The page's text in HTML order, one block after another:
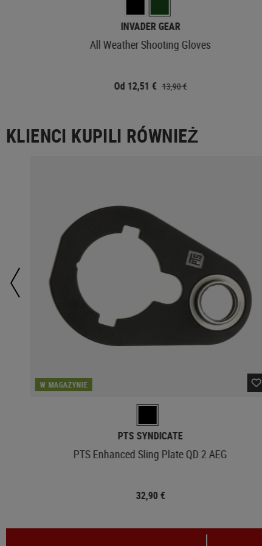
INVADER GEAR
All Weather Shooting Gloves
Od 12,51 € 13,90 €
KLIENCI KUPILI RÓWNIEŻ
W MAGAZYNIE
PTS SYNDICATE
PTS Enhanced Sling Plate QD 2 AEG
32,90 €